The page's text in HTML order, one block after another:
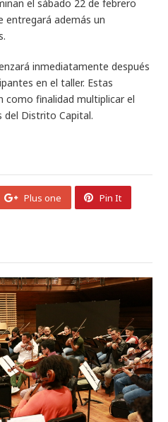
el sábado 22 de febrero
entregará además un
inmediatamente después
en el taller. Estas
como finalidad multiplicar el
del Distrito Capital.
Plus one Pin It